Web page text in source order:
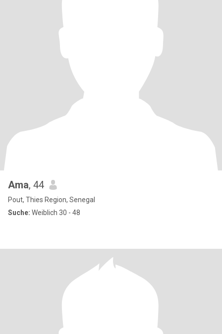
Ama, 44
Pout, Thies Region, Senegal
Suche: Weiblich 30 - 48